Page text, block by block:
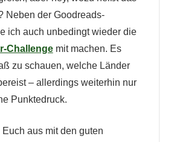
Neben der Goodreads-
ich auch unbedingt wieder die
Challengemit machen. Es
zu schauen, welche Länder
– allerdings weiterhin nur
Punktedruck.
aus mit den guten